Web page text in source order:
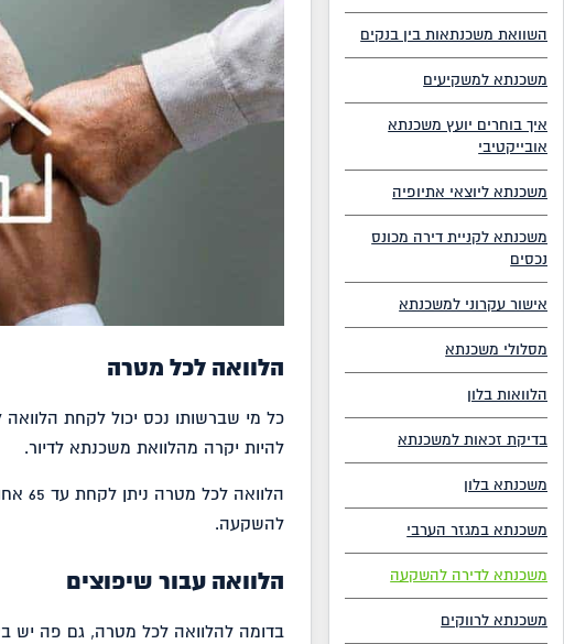
השוואת משכנתאות בין בנקים
משכנתא למשקיעים
איך בוחרים יועץ משכנתא
אובייקטיבי
משכנתא ליוצאי אתיופיה
משכנתא לקניית דירה מכונס
נכסים
אישור עקרוני למשכנתא
מסלולי משכנתא
הלוואות בלון
בדיקת זכאות למשכנתא
משכנתא בלון
משכנתא במגזר הערבי
משכנתא לדירה להשקעה
משכנתא לרווקים
הלוואה לכל מטרה
כל מי שברשותו נכס יכול לקחת
להיות יקרה מהלוואת משכנתא לדיור.
להשקעה.
הלוואה עבור שיפוצים
בדומה להלוואה לכל מטרה, גם פה יש